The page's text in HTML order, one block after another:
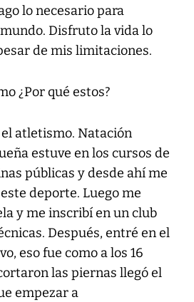
lo necesario para
Disfruto la vida lo
de mis limitaciones.
¿Por qué estos?
atletismo. Natación
estuve en los cursos de
públicas y desde ahí me
deporte. Luego me
y me inscribí en un club
Después, entré en el
eso fue como a los 16
las piernas llegó el
empezar a